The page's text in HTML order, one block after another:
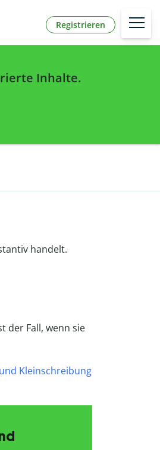
Registrieren
Inhalte.
handelt.
der Fall, wenn sie
Kleinschreibung